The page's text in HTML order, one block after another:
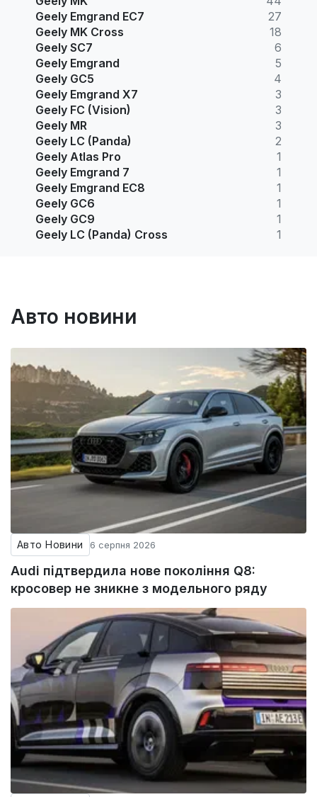
Geely Emgrand EC7
27
Geely MK Cross
18
Geely SC7
6
Geely Emgrand
5
Geely GC5
4
Geely Emgrand X7
3
Geely FC (Vision)
3
Geely MR
3
Geely LC (Panda)
2
Geely Atlas Pro
1
Geely Emgrand 7
1
Geely Emgrand EC8
1
Geely GC6
1
Geely GC9
1
Geely LC (Panda) Cross
1
Авто новини
Авто Новини 6 серпня 2026
Audi підтвердила нове покоління Q8:
кросовер не зникне з модельного ряду